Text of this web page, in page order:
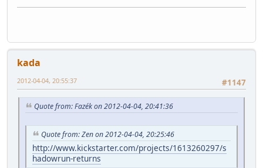
kada
#1147
2012-04-04, 20:55:37
Quote from: Fazék on 2012-04-04, 20:41:36
Quote from: Zen on 2012-04-04, 20:25:46
http://www.kickstarter.com/projects/1613260297/s
hadowrun-returns